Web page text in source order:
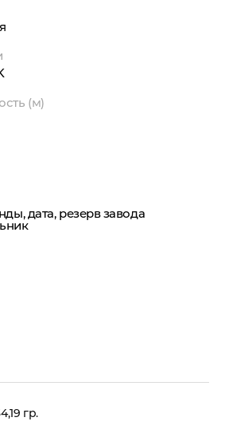
(м)
дата, резерв завода
гр.